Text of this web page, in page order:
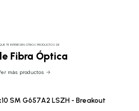
TE INTERESEN OTROS PRODUCTOS DE
Fibra Óptica
más productos
SM G657A2 LSZH - Breakout